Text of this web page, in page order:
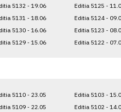
5132 - 19.06
5131 - 18.06
5130 - 16.06
5129 - 15.06
Editia 5125 -
Editia 5124 -
Editia 5123 -
Editia 5122 -
5110 - 23.05
5109 - 22.05
Editia 5103 -
Editia 5102 -